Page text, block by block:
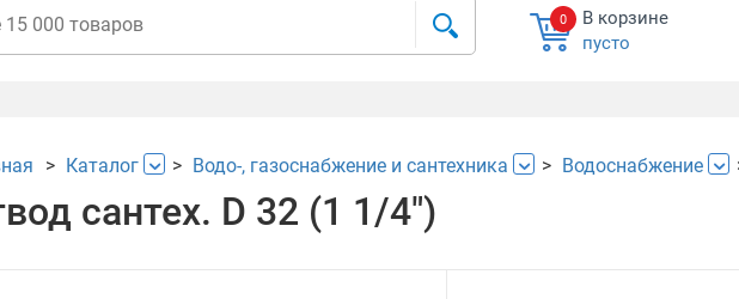
0
В корзине
пусто
Каталог Водо-, газоснабжение и сантехника Водоснабжение
сантех. D 32 (1 1/4")